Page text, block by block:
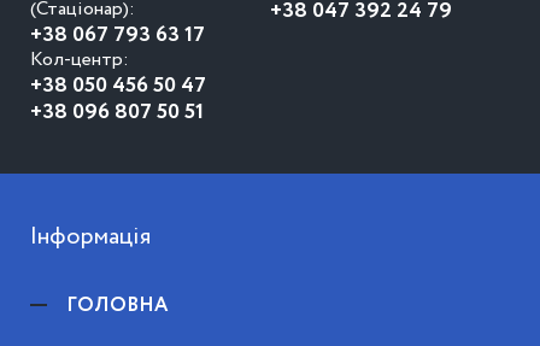
(Стаціонар):
+38 067 793 63 17
+38 047 392 24 79
Кол-центр:
+38 050 456 50 47
+38 096 807 50 51
Інформація
ГОЛОВНА